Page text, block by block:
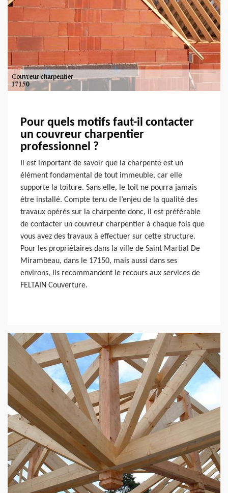
Pour quels motifs faut-il contacter
un couvreur charpentier
professionnel ?
Il est important de savoir que la charpente est un
élément fondamental de tout immeuble, car elle
supporte la toiture. Sans elle, le toit ne pourra jamais
être installé. Compte tenu de l’enjeu de la qualité des
travaux opérés sur la charpente donc, il est préférable
de contacter un couvreur charpentier à chaque fois que
vous avez des travaux à effectuer sur cette structure.
Pour les propriétaires dans la ville de Saint Martial De
Mirambeau, dans le 17150, mais aussi dans ses
environs, ils recommandent le recours aux services de
FELTAIN Couverture.